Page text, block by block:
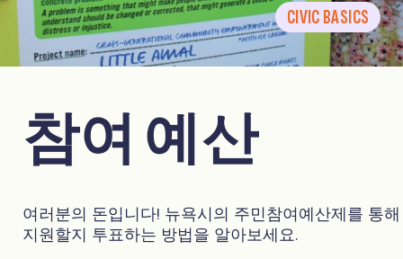
CIVIC BASICS
참여 예산
여러분의 돈입니다! 뉴욕시의 주민참여예산제를 통
지원할지 투표하는 방법을 알아보세요.